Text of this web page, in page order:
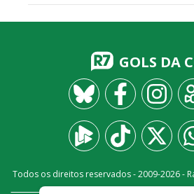
GOLS DA
Todos os direitos reservados - 2009-2026-